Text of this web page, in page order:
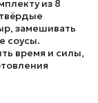
из 8
замешивать
соусы.
время и силы,